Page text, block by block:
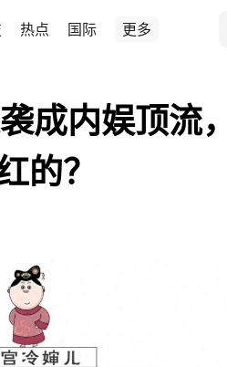
热点 国际 更多
成内娱顶流
的？